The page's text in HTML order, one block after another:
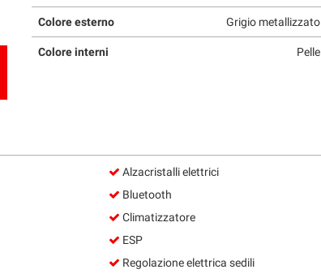
Colore esterno Grigio metallizzato
Colore interni Pelle
Alzacristalli elettrici
Bluetooth
Climatizzatore
ESP
Regolazione elettrica sedili